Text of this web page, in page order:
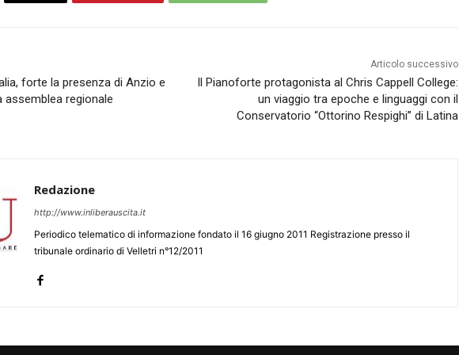
forte la presenza di Anzio e
assemblea regionale
Articolo successivo
Il Pianoforte protagonista al Chris Cappell College:
un viaggio tra epoche e linguaggi con il
Conservatorio “Ottorino Respighi” di Latina
Redazione
http://www.inliberauscita.it
Periodico telematico di informazione fondato il 16 giugno 2011 Registrazione presso il
tribunale ordinario di Velletri n°12/2011